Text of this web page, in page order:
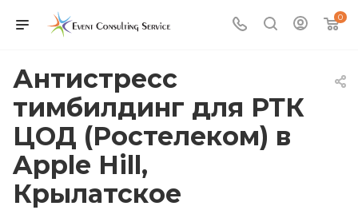
0
Антистресс
тимбилдинг для РТК
ЦОД (Ростелеком) в
Apple Hill,
Крылатское